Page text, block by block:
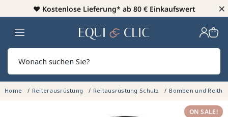
♥️ Kostenlose Lieferung* ab 80 € Einkaufswert ×
Heim
Home Reiterausrüstung Reitausrüstung Schutz Bomben und
ON SALE!